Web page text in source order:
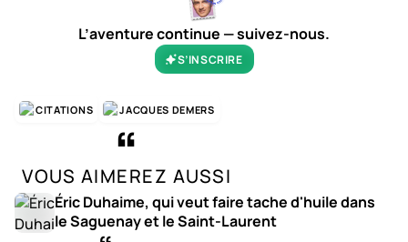
L’aventure continue — suivez-nous.
S’INSCRIRE
CITATIONS JACQUES DEMERS
VOUS AIMEREZ AUSSI
Éric Duhaime, qui veut faire tache d'huile dans
le Saguenay et le Saint-Laurent